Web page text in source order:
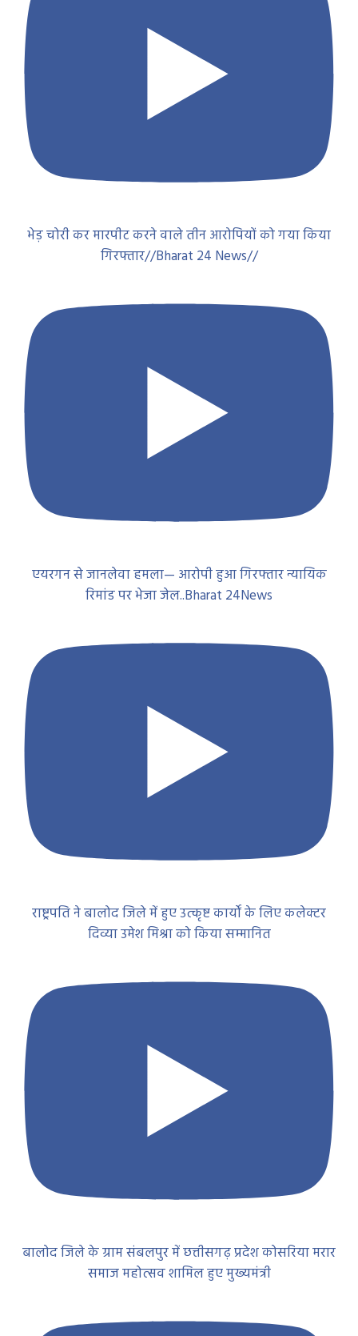
भेड़ चोरी कर मारपीट करने वाले तीन आरोपियों को गया किया
गिरफ्तार//Bharat 24 News//
एयरगन से जानलेवा हमला— आरोपी हुआ गिरफ्तार न्यायिक
रिमांड पर भेजा जेल..Bharat 24News
राष्ट्रपति ने बालोद जिले में हुए उत्कृष्ट कार्यों के लिए कलेक्टर
दिव्या उमेश मिश्रा को किया सम्मानित
बालोद जिले के ग्राम संबलपुर में छत्तीसगढ़ प्रदेश कोसरिया मरार
समाज महोत्सव शामिल हुए मुख्यमंत्री